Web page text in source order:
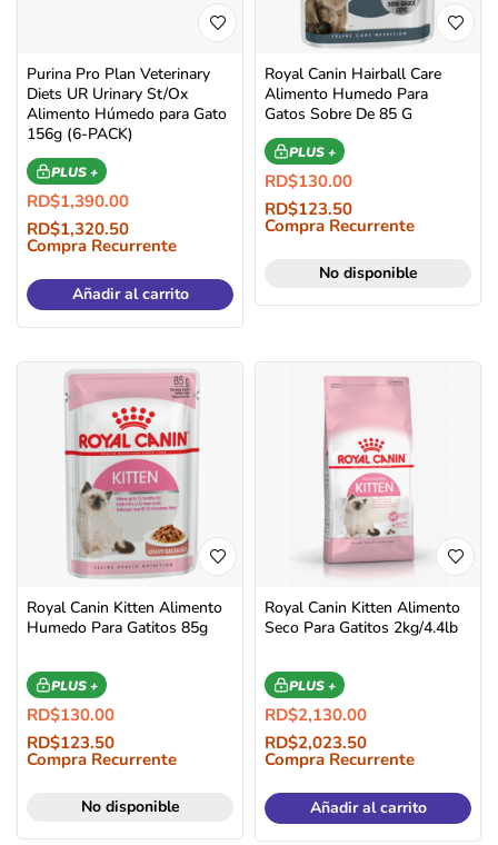
Purina Pro Plan Veterinary
Diets UR Urinary St/Ox
Alimento Húmedo para Gato
156g (6-PACK)
PLUS +
RD$1,390.00
RD$1,320.50
Compra Recurrente
Añadir al carrito
Royal Canin Hairball Care
Alimento Humedo Para
Gatos Sobre De 85 G
PLUS +
RD$130.00
RD$123.50
Compra Recurrente
No disponible
Royal Canin Kitten Alimento
Humedo Para Gatitos 85g
PLUS +
RD$130.00
RD$123.50
Compra Recurrente
No disponible
Royal Canin Kitten Alimento
Seco Para Gatitos 2kg/4.4lb
PLUS +
RD$2,130.00
RD$2,023.50
Compra Recurrente
Añadir al carrito